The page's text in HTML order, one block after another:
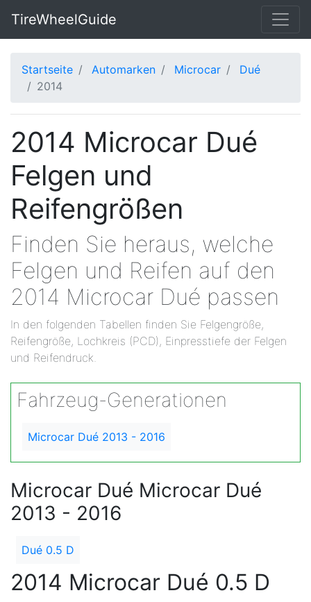
TireWheelGuide
Startseite Automarken Microcar
Dué
2014
2014 Microcar Dué
Felgen und
Reifengrößen
Finden Sie heraus, welche
Felgen und Reifen auf den
2014 Microcar Dué passen
In den folgenden Tabellen finden Sie Felgengröße,
Reifengröße, Lochkreis (PCD), Einpresstiefe der Felgen
und Reifendruck.
Fahrzeug-Generationen
Microcar Dué 2013 - 2016
Microcar Dué Microcar Dué
2013 - 2016
Dué 0.5 D
2014 Microcar Dué 0.5 D